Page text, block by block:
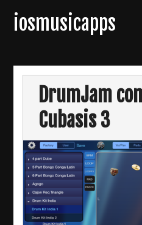
iosmusicapps
DrumJam
Cubasis 3